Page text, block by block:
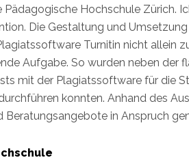
Hochschule Zürich.
Die Gestaltung und Umsetzung
Turnitin nicht allein
Aufgabe. So wurden neben der
mit der Plagiatssoftware für die
konnten. Anhand des
in Anspruch